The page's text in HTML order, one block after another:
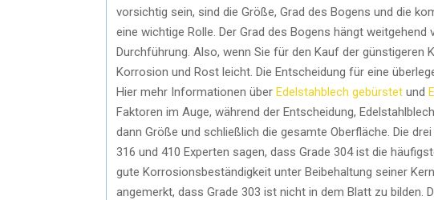
vorsichtig sein, sind die Größe, Grad des Bogens und die
eine wichtige Rolle. Der Grad des Bogens hängt
Durchführung. Also, wenn Sie für den Kauf der günstigeren
Korrosion und Rost leicht. Die Entscheidung für eine
Hier mehr Informationen über Edelstahblech gebürstet und
Faktoren im Auge, während der Entscheidung,
dann Größe und schließlich die gesamte Oberfläche. Die
316 und 410 Experten sagen, dass Grade 304 ist die
gute Korrosionsbeständigkeit unter Beibehaltung seiner
angemerkt, dass Grade 303 ist nicht in dem Blatt zu bilden.